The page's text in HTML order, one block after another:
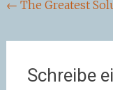
← The Greatest
Schreibe